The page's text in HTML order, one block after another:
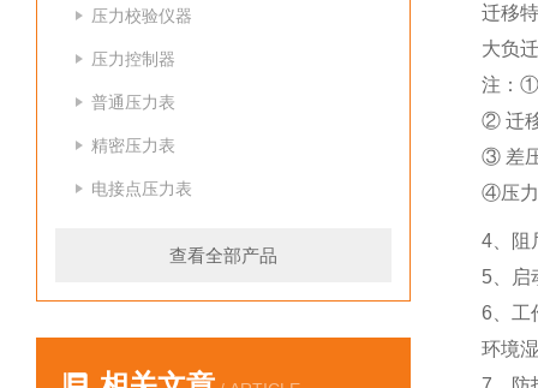
压力校验仪器
压力控制器
普通压力表
精密压力表
电接点压力表
查看全部产品
迁移
大负
注：①
② 迁
③ 差
④压力
4、阻
5、启
6、工
环境